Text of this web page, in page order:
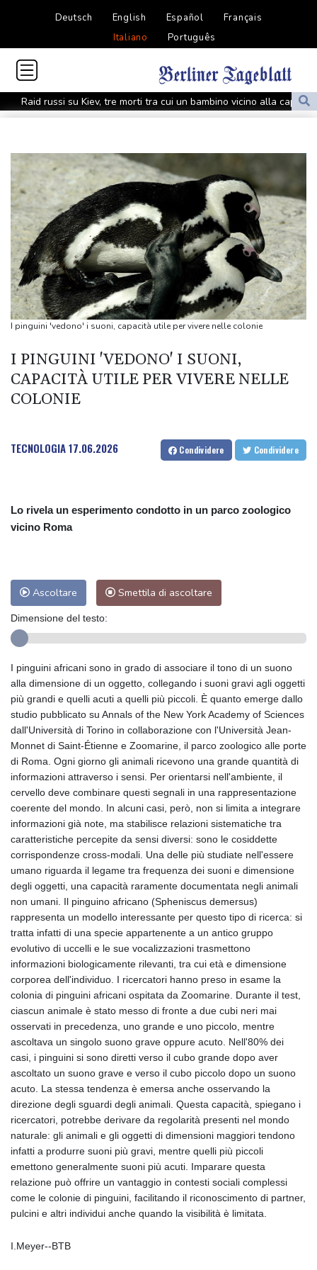
Deutsch English Español
Français
Italiano
Português
Raid russi su Kiev, tre morti tra cui un bambino vicino alla capitale
Raid russi su Kiev, tre morti tra cui un bambino vicino alla capitale
guerra in Iran'
Cnn, 'il capo degli Stati maggiori Usa cerca una via d'uscita da
guerra in Iran'
Lula attacca Rubio, 'odia il Brasile, Cuba e la Colombia, è un
bolsonarista'
Lula attacca Rubio, 'odia il Brasile, Cuba e la Colombia, è un
bolsonarista'
Kiev, 'stato di allerta aerea nella capitale, c'è la minaccia di droni
nemici'
nemici'
Brasile, la deforestazione in Amazzonia ai minimi da un decennio
Brasile, la deforestazione in Amazzonia ai minimi da un decennio
I pinguini 'vedono' i suoni, capacità utile per vivere nelle colonie
I PINGUINI 'VEDONO' I SUONI,
CAPACITÀ UTILE PER VIVERE NELLE
COLONIE
TECNOLOGIA17.06.2026 Condividere Condividere
Lo rivela un esperimento condotto in un parco zoologico
vicino Roma
Ascoltare Smettila di ascoltare
Dimensione del testo:
I pinguini africani sono in grado di associare il tono di un suono
alla dimensione di un oggetto, collegando i suoni gravi agli oggetti
più grandi e quelli acuti a quelli più piccoli. È quanto emerge dallo
studio pubblicato su Annals of the New York Academy of Sciences
dall'Università di Torino in collaborazione con l'Università Jean-
Monnet di Saint-Étienne e Zoomarine, il parco zoologico alle porte
di Roma. Ogni giorno gli animali ricevono una grande quantità di
informazioni attraverso i sensi. Per orientarsi nell'ambiente, il
cervello deve combinare questi segnali in una rappresentazione
coerente del mondo. In alcuni casi, però, non si limita a integrare
informazioni già note, ma stabilisce relazioni sistematiche tra
caratteristiche percepite da sensi diversi: sono le cosiddette
corrispondenze cross-modali. Una delle più studiate nell'essere
umano riguarda il legame tra frequenza dei suoni e dimensione
degli oggetti, una capacità raramente documentata negli animali
non umani. Il pinguino africano (Spheniscus demersus)
rappresenta un modello interessante per questo tipo di ricerca: si
tratta infatti di una specie appartenente a un antico gruppo
evolutivo di uccelli e le sue vocalizzazioni trasmettono
informazioni biologicamente rilevanti, tra cui età e dimensione
corporea dell'individuo. I ricercatori hanno preso in esame la
colonia di pinguini africani ospitata da Zoomarine. Durante il test,
ciascun animale è stato messo di fronte a due cubi neri mai
osservati in precedenza, uno grande e uno piccolo, mentre
ascoltava un singolo suono grave oppure acuto. Nell'80% dei
casi, i pinguini si sono diretti verso il cubo grande dopo aver
ascoltato un suono grave e verso il cubo piccolo dopo un suono
acuto. La stessa tendenza è emersa anche osservando la
direzione degli sguardi degli animali. Questa capacità, spiegano i
ricercatori, potrebbe derivare da regolarità presenti nel mondo
naturale: gli animali e gli oggetti di dimensioni maggiori tendono
infatti a produrre suoni più gravi, mentre quelli più piccoli
emettono generalmente suoni più acuti. Imparare questa
relazione può offrire un vantaggio in contesti sociali complessi
come le colonie di pinguini, facilitando il riconoscimento di partner,
pulcini e altri individui anche quando la visibilità è limitata.
I.Meyer--BTB